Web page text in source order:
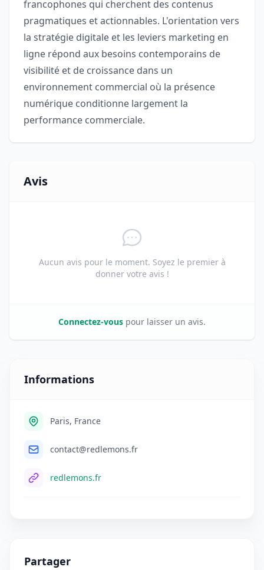
francophones qui cherchent des contenus
pragmatiques et actionnables. L'orientation vers
la stratégie digitale et les leviers marketing en
ligne répond aux besoins contemporains de
visibilité et de croissance dans un
environnement commercial où la présence
numérique conditionne largement la
performance commerciale.
Avis
Aucun avis pour le moment. Soyez le premier à
donner votre avis !
Connectez-vous pour laisser un avis.
Informations
Paris, France
contact@redlemons.fr
redlemons.fr
Partager